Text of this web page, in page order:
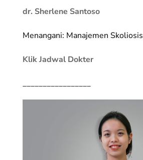
dr. Sherlene Santoso
Menangani: Manajemen Skoliosis
Klik Jadwal Dokter
_________________